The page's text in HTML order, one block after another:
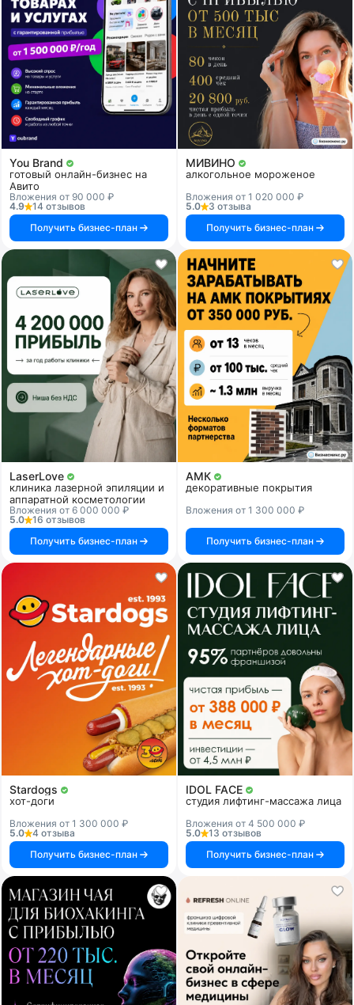
You Brand
готовый онлайн-бизнес на
Авито
Вложения от 90 000 ₽
4.9
14 отзывов
Получить бизнес-план
МИВИНО
алкогольное мороженое
Вложения от 1 020 000 ₽
5.0
3 отзыва
Получить бизнес-план
LaserLove
клиника лазерной эпиляции и
аппаратной косметологии
Вложения от 6 000 000 ₽
5.0
16 отзывов
Получить бизнес-план
АМК
декоративные покрытия
Вложения от 1 300 000 ₽
Получить бизнес-план
Stardogs
хот-доги
Вложения от 1 300 000 ₽
5.0
4 отзыва
Получить бизнес-план
IDOL FACE
студия лифтинг-массажа лица
Вложения от 4 500 000 ₽
5.0
13 отзывов
Получить бизнес-план